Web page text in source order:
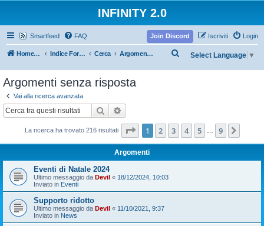
INFINITY 2.0
Smartfeed FAQ Login
Iscriviti
Join Discord
Home Infinity Indice Forum Cerca Argomenti senza risposta Select Language ▼
Argomenti senza risposta
Vai alla ricerca avanzata
Cerca
La ricerca ha trovato 216 risultati Pagina di
1 2 3 4 5 9
Argomenti
Eventi di Natale 2024
Ultimo messaggio da Devil « 18/12/2024, 10:03
Inviato in Eventi
Supporto ridotto
Ultimo messaggio da Devil « 11/10/2021, 9:37
Inviato in News